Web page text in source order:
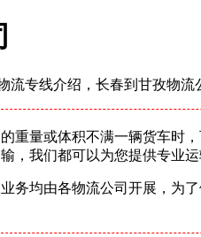
流专线介绍，长春到甘孜物
重量或体积不满一辆货车时
，我们都可以为您提供专业运
务均由各物流公司开展，为